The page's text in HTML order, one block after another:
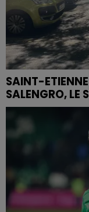
SAINT-ETIENNE
SALENGRO, LE